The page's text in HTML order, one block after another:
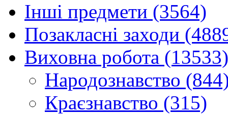
Інші предмети (3564)
Позакласні заходи
Виховна робота (13533)
Народознавство
Краєзнавство (315)